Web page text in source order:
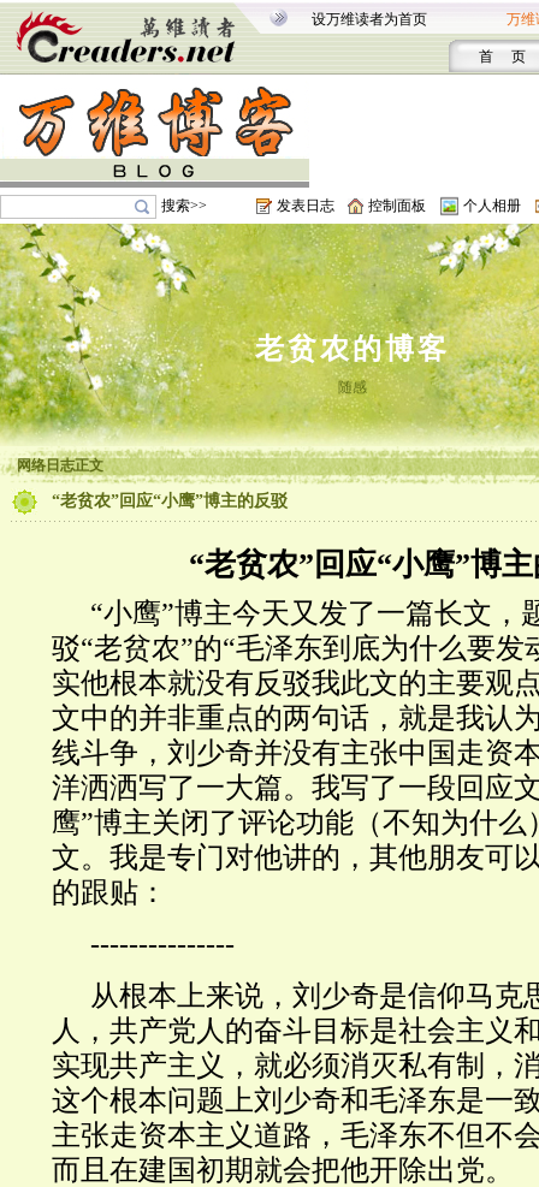
设万维读者为首页 万维
首 页
搜索>> 发表日志 控制面板 个人相册
老贫农的博客
随感
网络日志正文
“老贫农”回应“小鹰”博主的反驳
“老贫农”回应“小鹰”博
“小鹰”博主今天又发了一篇长文，
驳“老贫农”的“毛泽东到底为什么要发
实他根本就没有反驳我此文的主要观
文中的并非重点的两句话，就是我认
线斗争，刘少奇并没有主张中国走资
洋洒洒写了一大篇。我写了一段回应
鹰”博主关闭了评论功能（不知为什
文。我是专门对他讲的，其他朋友可
的跟贴：
---------------
从根本上来说，刘少奇是信仰马克
人，共产党人的奋斗目标是社会主义
实现共产主义，就必须消灭私有制，
这个根本问题上刘少奇和毛泽东是一
主张走资本主义道路，毛泽东不但不
而且在建国初期就会把他开除出党。